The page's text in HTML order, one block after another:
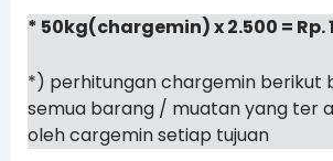
* 50kg(chargemin) x 2.500 = Rp.
*) perhitungan chargemin berikut
semua barang / muatan yang ter
oleh cargemin setiap tujuan